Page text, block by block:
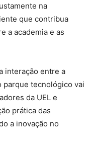
na
que contribua
a academia e as
interação entre a
parque tecnológico vai
da UEL e
prática das
a inovação no